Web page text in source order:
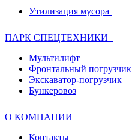
Утилизация мусора
ПАРК СПЕЦТЕХНИКИ
Мультилифт
Фронтальный погрузчик
Экскаватор-погрузчик
Бункеровоз
О КОМПАНИИ
Контакты